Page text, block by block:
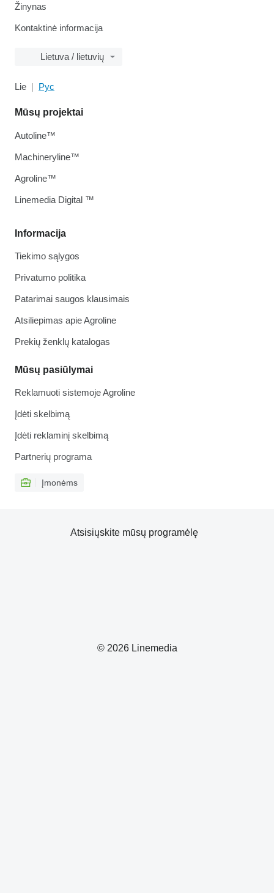
Žinynas
Kontaktinė informacija
Lietuva / lietuvių
Lie Рус
Informacija
Tiekimo sąlygos
Privatumo politika
Patarimai saugos klausimais
Atsiliepimas apie Agroline
Prekių ženklų katalogas
Mūsų pasiūlymai
Reklamuoti sistemoje Agroline
Įdėti skelbimą
Įdėti reklaminį skelbimą
Partnerių programa
Įmonėms
Mūsų projektai
Autoline™
Machineryline™
Agroline™
Linemedia Digital ™
© 2026 Linemedia
Atsisiųskite mūsų programėlę